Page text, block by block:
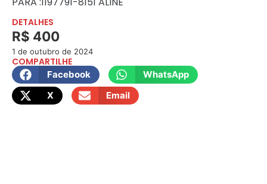
DETALHES
R$ 400
1 de outubro de 2024
COMPARTILHE
Facebook
WhatsApp
X
Email